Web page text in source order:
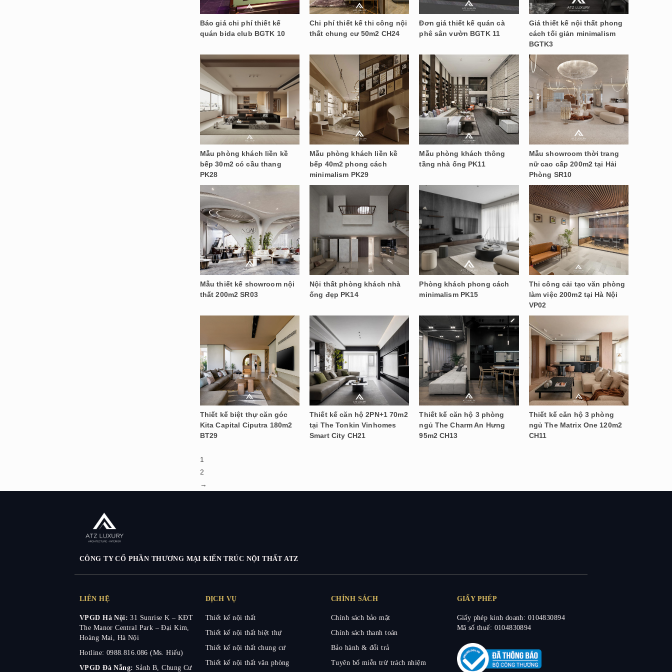
Báo giá chi phí thiết kế
quán bida club BGTK 10
Chi phí thiết kế thi công nội
thất chung cư 50m2 CH24
Đơn giá thiết kế quán cà
phê sân vườn BGTK 11
Giá thiết kế nội thất phong
cách tối giản minimalism
BGTK3
Mẫu phòng khách liền kề
bếp 30m2 có cầu thang
PK28
Mẫu phòng khách liền kề
bếp 40m2 phong cách
minimalism PK29
Mẫu phòng khách thông
tầng nhà ống PK11
Mẫu showroom thời trang
nữ cao cấp 200m2 tại Hải
Phòng SR10
Mẫu thiết kế showroom nội
thất 200m2 SR03
Nội thất phòng khách nhà
ống đẹp PK14
Phòng khách phong cách
minimalism PK15
Thi công cải tạo văn phòng
làm việc 200m2 tại Hà Nội
VP02
Thiết kế biệt thự căn góc
Kita Capital Ciputra 180m2
BT29
Thiết kế căn hộ 2PN+1 70m2
tại The Tonkin Vinhomes
Smart City CH21
Thiết kế căn hộ 3 phòng
ngủ The Charm An Hưng
95m2 CH13
Thiết kế căn hộ 3 phòng
ngủ The Matrix One 120m2
CH11
1
2
→
CÔNG TY CỔ PHẦN THƯƠNG MẠI KIẾN TRÚC NỘI THẤT ATZ
LIÊN HỆ
VPGD Hà Nội: 31 Sunrise K – KĐT
The Manor Central Park – Đại Kim,
Hoàng Mai, Hà Nội
Hotline: 0988.816.086 (Ms. Hiếu)
VPGD Đà Nẵng: Sảnh B, Chung Cư
DỊCH VỤ
Thiết kế nội thất
Thiết kế nội thất biệt thự
Thiết kế nội thất chung cư
Thiết kế nội thất văn phòng
CHÍNH SÁCH
Chính sách bảo mật
Chính sách thanh toán
Bảo hành & đổi trả
Tuyên bố miễn trừ trách nhiệm
GIẤY PHÉP
Giấy phép kinh doanh: 0104830894
Mã số thuế: 0104830894